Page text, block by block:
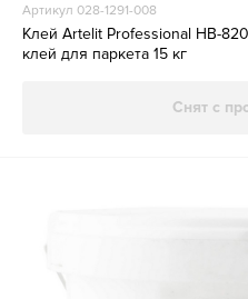
Артикул 028-1291-008
Клей Artelit Professional НВ-
клей для паркета 15 кг
Снят с